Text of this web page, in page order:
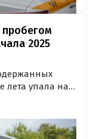
2025
лета упала на
Evolute